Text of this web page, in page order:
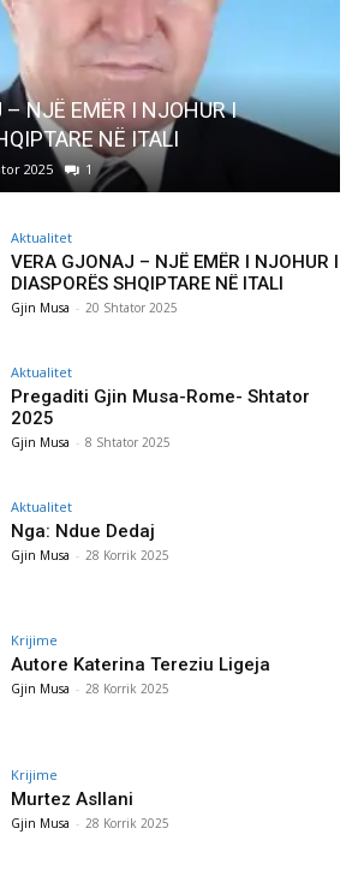
Gjin Musa-Rome- Shtator 2025
Musa - 8 Shtator 2025
Aktualitet
VERA GJONAJ – NJË EMËR I NJOHUR I
DIASPORËS SHQIPTARE NË ITALI
Gjin Musa - 20 Shtator 2025
Aktualitet
Pregaditi Gjin Musa-Rome- Shtator
2025
Gjin Musa - 8 Shtator 2025
Aktualitet
Nga: Ndue Dedaj
Gjin Musa - 28 Korrik 2025
Krijime
Autore Katerina Tereziu Ligeja
Gjin Musa - 28 Korrik 2025
Krijime
Murtez Asllani
Gjin Musa - 28 Korrik 2025